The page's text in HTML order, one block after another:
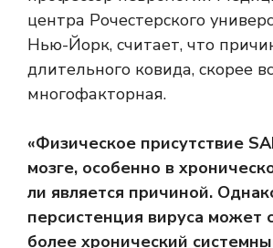
центра Рочестерского
Нью-Йорк, считает, что
длительного ковида, скорее
многофакторная.
«Физическое присутствие
мозге, особенно в
ли является причиной.
персистенция вируса может
более хронический